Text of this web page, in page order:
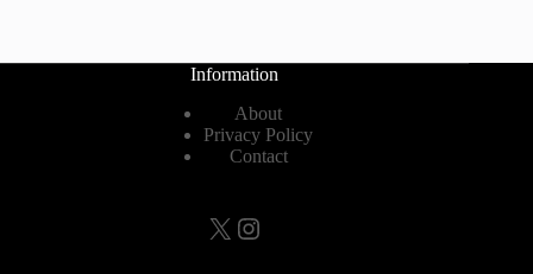
Information
About
Privacy Policy
Contact
X Instagram